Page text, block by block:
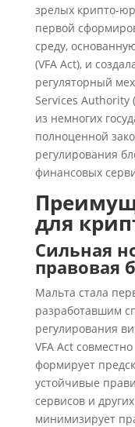
зрелых крипто-
первой
среду,
(VFA Act), и
регуляторный
Services Authority
из немногих
полноценной
регулирования
финансовых
для
Сильная
правовая
Мальта стала
разработавшим
регулирования
VFA Act
формирует
устойчивые
сервисов и
минимизирует